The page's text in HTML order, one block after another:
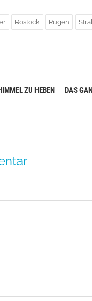
Rostock Rügen
ZU HEBEN DAS